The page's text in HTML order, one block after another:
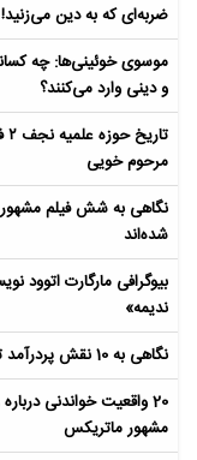
ضربه‌ای که به دین می‌زنید!
موسوی خوئینی‌ها: چه
و دینی وارد می‌کنند؟
مرحوم خویی
نگاهی به شش فیلم مشهور
شده‌اند
بیوگرافی مارگارت اتوود
ندیمه»
نگاهی به 10 نقش پردرآمد تاریخ سینما که بازیگرانش را میلیونر کرد
20 واقعیت خواندنی
مشهور ماتریکس